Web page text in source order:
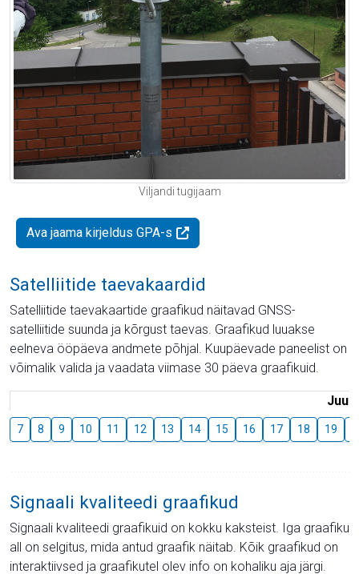
Viljandi tugijaam
Ava jaama kirjeldus GPA-s
Satelliitide taevakaardid
Satelliitide taevakaartide graafikud näitavad GNSS-
satelliitide suunda ja kõrgust taevas. Graafikud luuakse
eelneva ööpäeva andmete põhjal. Kuupäevade paneelist on
võimalik valida ja vaadata viimase 30 päeva graafikuid.
Juuli
7 8 9 10 11 12 13 14 15 16 17 18 19
Signaali kvaliteedi graafikud
Signaali kvaliteedi graafikuid on kokku kaksteist. Iga graafiku
all on selgitus, mida antud graafik näitab. Kõik graafikud on
interaktiivsed ja graafikutel olev info on kohaliku aja järgi.